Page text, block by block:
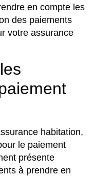
en compte les
des paiements
votre assurance
habitation,
le paiement
présente
à prendre en